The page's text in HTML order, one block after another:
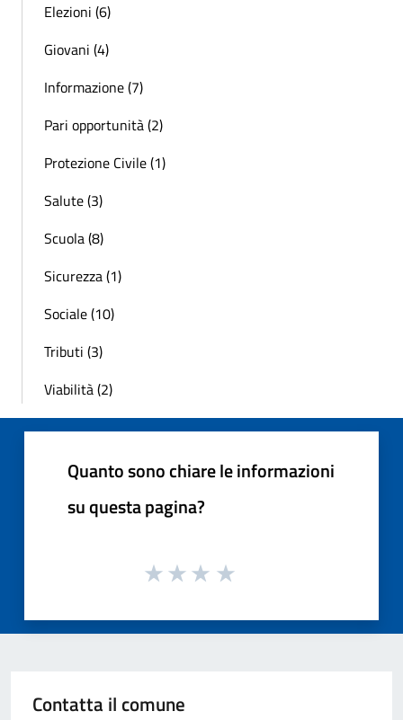
Elezioni (6)
Giovani (4)
Informazione (7)
Pari opportunità (2)
Protezione Civile (1)
Salute (3)
Scuola (8)
Sicurezza (1)
Sociale (10)
Tributi (3)
Viabilità (2)
Quanto sono chiare le informazioni
su questa pagina?
Contatta il comune